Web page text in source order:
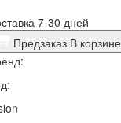
7-30 дней
Предзаказ В корзине